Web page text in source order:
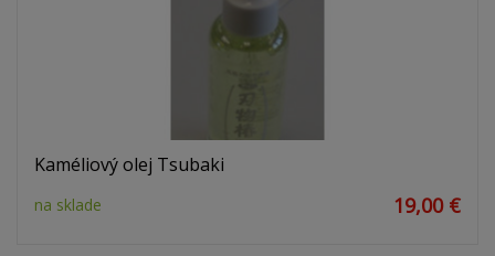
Kaméliový olej Tsubaki
na sklade 19,00 €